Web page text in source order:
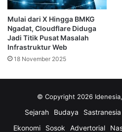
perusahaan tersebut.
Cloudflare menyediakan
yang paling terkenal adalah
memastikan sebuah situs tetap
(popularitas) atau yang lebih
yang bertujuan melumpuhkan
Mulai dari X Hingga BMKG
Ngadat, Cloudflare Diduga
Jadi Titik Pusat Masalah
Infrastruktur Web
18 November 2025
© Copyright 2026
Sejarah Budaya Sastranesia
Ekonomi
Sosok Advertorial